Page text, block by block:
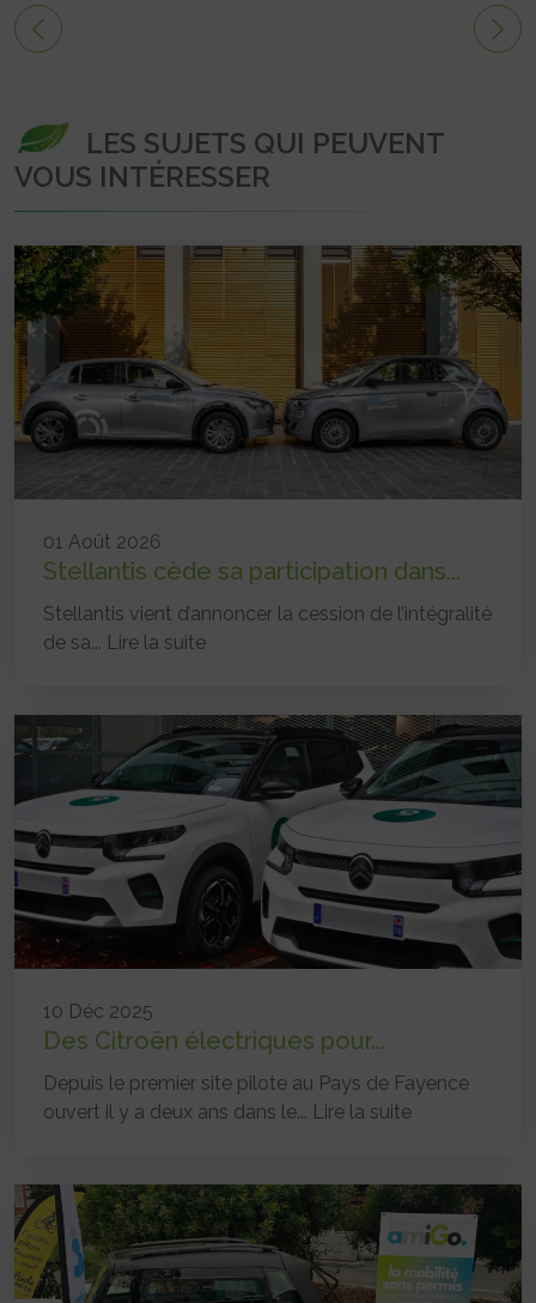
LES SUJETS QUI PEUVENT
VOUS INTÉRESSER
01 Août 2026
Stellantis cède sa participation dans...
Stellantis vient d’annoncer la cession de l’intégralité
de sa... Lire la suite
10 Déc 2025
Des Citroën électriques pour...
Depuis le premier site pilote au Pays de Fayence
ouvert il y a deux ans dans le... Lire la suite